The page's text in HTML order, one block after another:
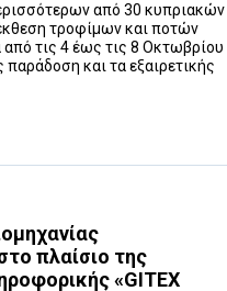
από 30 κυπριακών
τροφίμων και ποτών
τις 4 έως τις 8 Οκτωβρίου
και τα εξαιρετικής
πλαίσιο της
«GITEX